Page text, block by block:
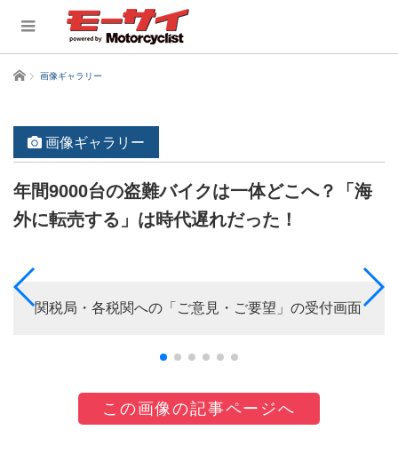
ホーム 画像ギャラリー
画像ギャラリー
年間9000台の盗難バイクは一体どこへ？「海
外に転売する」は時代遅れだった！
関税局・各税関への「ご意見・ご要望」の受付画面
この画像の記事ページへ